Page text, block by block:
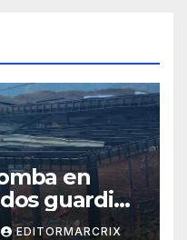
en
guardias
EDITORMARCRIX